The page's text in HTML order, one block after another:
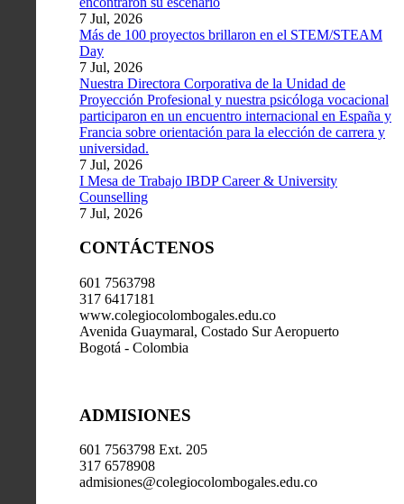
7 Jul, 2026
Más de 100 proyectos brillaron en el STEM/STEAM
Day
7 Jul, 2026
Nuestra Directora Corporativa de la Unidad de
Proyección Profesional y nuestra psicóloga vocacional
participaron en un encuentro internacional en España y
Francia sobre orientación para la elección de carrera y
universidad.
7 Jul, 2026
I Mesa de Trabajo IBDP Career & University
Counselling
7 Jul, 2026
CONTÁCTENOS
601 7563798
317 6417181
www.colegiocolombogales.edu.co
Avenida Guaymaral, Costado Sur Aeropuerto
Bogotá - Colombia
ADMISIONES
601 7563798 Ext. 205
317 6578908
admisiones@colegiocolombogales.edu.co